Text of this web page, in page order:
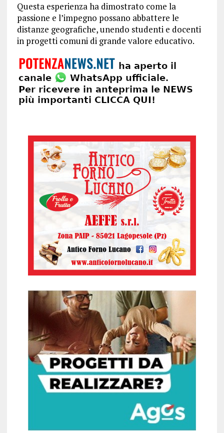
Questa esperienza ha dimostrato come la
passione e l’impegno possano abbattere le
distanze geografiche, unendo studenti e docenti
in progetti comuni di grande valore educativo.